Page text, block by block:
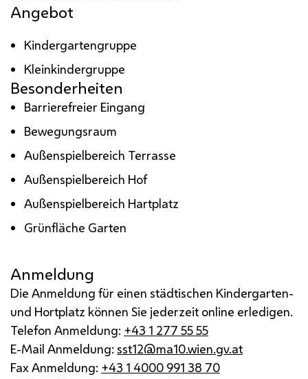
Angebot
Kindergartengruppe
Kleinkindergruppe
Besonderheiten
Barrierefreier Eingang
Bewegungsraum
Außenspielbereich Terrasse
Außenspielbereich Hof
Außenspielbereich Hartplatz
Grünfläche Garten
Anmeldung
Die Anmeldung für einen städtischen Kindergarten-
und Hortplatz können Sie jederzeit online erledigen.
Telefon Anmeldung: +43 1 277 55 55
E-Mail Anmeldung: sst12@ma10.wien.gv.at
Fax Anmeldung: +43 1 4000 991 38 70